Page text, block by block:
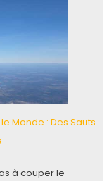
Monde : Des Sauts
à couper le